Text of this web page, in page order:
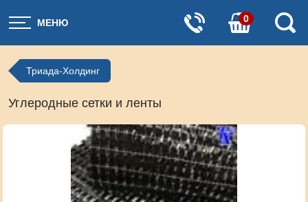
МЕНЮ 0
Триада-Холдинг
Углеродные сетки и ленты
Артикул:
BANDF 600/1000